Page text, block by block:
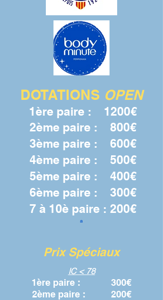
DOTATIONS OPEN
1ère paire : 1200€
2ème paire : 800€
3ème paire : 600€
4ème paire : 500€
5ème paire : 400€
6ème paire : 300€
7 à 10è paire : 200€
a
Prix Spéciaux
IC < 78
1ère paire :
300€
2ème paire : 200€